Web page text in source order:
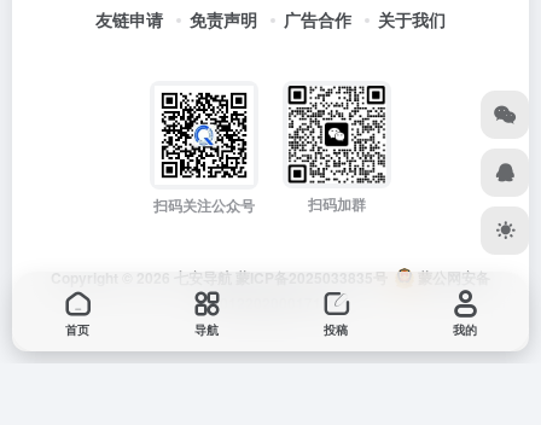
友链申请 免责声明 广告合作 关于我们
扫码关注公众号 扫码加群
Copyright © 2026 七安导航 蒙ICP备2025033835号
蒙公网安备
15012202000171号
首页 导航 投稿 我的